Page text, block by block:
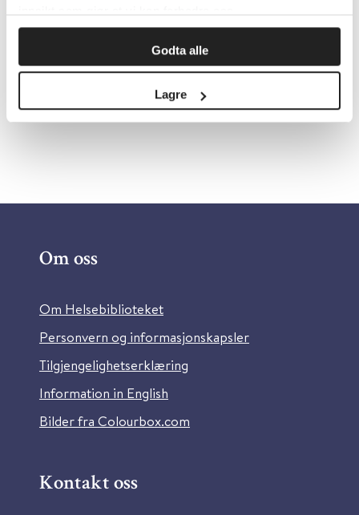
Godta alle
Lagre
Cochrane Library 2024
Detaljer
Om oss
Om Helsebiblioteket
Personvern og informasjonskapsler
Tilgjengelighetserklæring
Information in English
Bilder fra Colourbox.com
Kontakt oss